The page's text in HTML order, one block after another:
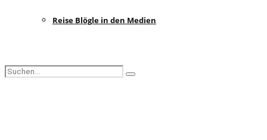
Reise Blögle in den Medien
Search
Search